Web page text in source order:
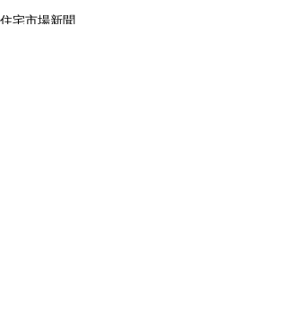
住宅市場新聞